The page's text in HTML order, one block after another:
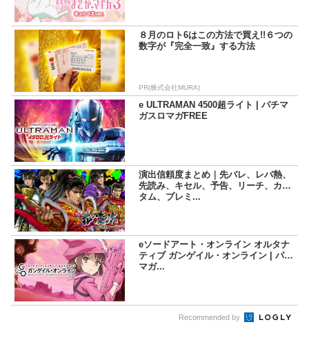
８月のロト6はこの方法で買え!!６つの
数字が『完全一致』する方法
PR(株式会社MURA)
e ULTRAMAN 4500超ライト | パチマ
ガスロマガFREE
演出信頼度まとめ｜先バレ、レバ熱、
先読み、キセル、予告、リーチ、カス
タム、プレミ...
eソードアート・オンライン オルタナ
ティブ ガンゲイル・オンライン | パチ
マガ...
Recommended by